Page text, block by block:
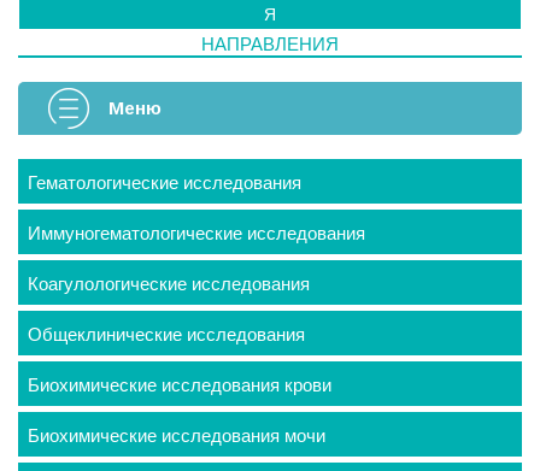
Я
НАПРАВЛЕНИЯ
Меню
Гематологические исследования
Иммуногематологические исследования
Коагулологические исследования
Общеклинические исследования
Биохимические исследования крови
Биохимические исследования мочи